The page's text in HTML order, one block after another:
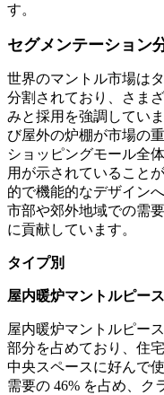
す。
セグメンテーション
世界のマントル市場は
分割されており、さま
みと採用を強調してい
び屋外の炉棚が市場の
ショッピングモール全
用が示されていること
的で機能的なデザイン
市部や郊外地域での需
に貢献しています。
タイプ別
屋内暖炉マントルピース
屋内暖炉マントルピー
部分を占めており、住
中央スペースに好んで
需要の 46% を占め、ク